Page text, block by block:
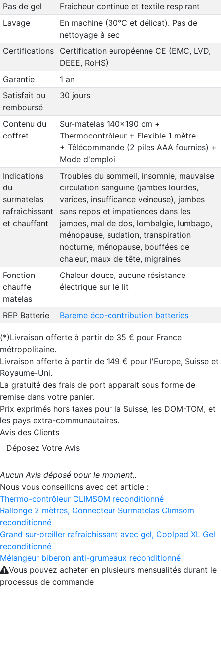
Pas de gel
Fraicheur continue et textile respirant
Lavage
En machine (30°C et délicat). Pas de
nettoyage à sec
Certifications
Certification européenne CE (EMC, LVD,
DEEE, RoHS)
Garantie
1 an
Satisfait ou
remboursé
30 jours
Contenu du
coffret
Sur-matelas 140x190 cm +
Thermocontrôleur + Flexible 1 mètre
+ Télécommande (2 piles AAA fournies) +
Mode d'emploi
Indications
du
surmatelas
rafraichissant
et chauffant
Troubles du sommeil, insomnie, mauvaise
circulation sanguine (jambes lourdes,
varices, insufficance veineuse), jambes
sans repos et impatiences dans les
jambes, mal de dos, lombalgie, lumbago,
ménopause, sudation, transpiration
nocturne, ménopause, bouffées de
chaleur, maux de tête, migraines
Fonction
chauffe
matelas
Chaleur douce, aucune résistance
électrique sur le lit
REP Batterie Barème éco-contribution batteries
(*)Livraison offerte à partir de 35 € pour France
métropolitaine.
Livraison offerte à partir de 149 € pour l'Europe, Suisse et
Royaume-Uni.
La gratuité des frais de port apparait sous forme de
remise dans votre panier.
Prix exprimés hors taxes pour la Suisse, les DOM-TOM, et
les pays extra-communautaires.
Avis des Clients
Déposez Votre Avis
Aucun Avis déposé pour le moment..
Nous vous conseillons avec cet article :
Thermo-contrôleur CLIMSOM reconditionné
Rallonge 2 mètres, Connecteur Surmatelas Climsom
reconditionné
Grand sur-oreiller rafraichissant avec gel, Coolpad XL Gel
reconditionné
Mélangeur biberon anti-grumeaux reconditionné
Vous pouvez acheter en plusieurs mensualités durant le
processus de commande